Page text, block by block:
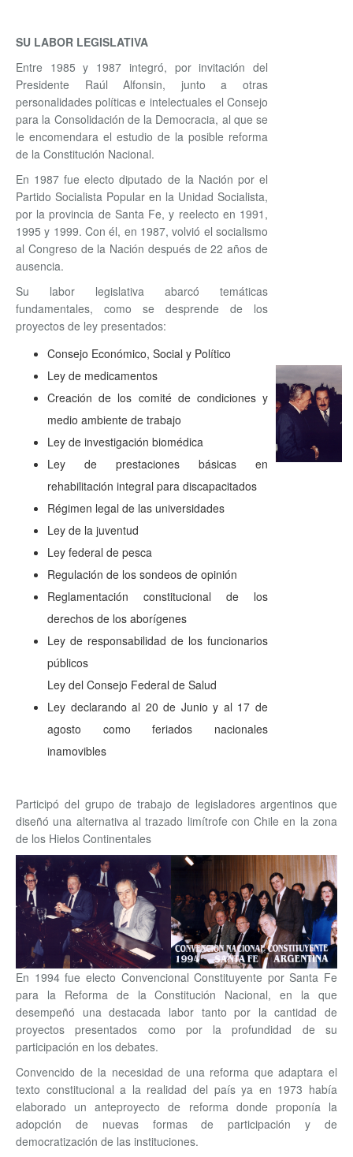
SU LABOR LEGISLATIVA
Entre 1985 y 1987 integró, por invitación del
Presidente Raúl Alfonsin, junto a otras
personalidades políticas e intelectuales el Consejo
para la Consolidación de la Democracia, al que se
le encomendara el estudio de la posible reforma
de la Constitución Nacional.
En 1987 fue electo diputado de la Nación por el
Partido Socialista Popular en la Unidad Socialista,
por la provincia de Santa Fe, y reelecto en 1991,
1995 y 1999. Con él, en 1987, volvió el socialismo
al Congreso de la Nación después de 22 años de
ausencia.
Su labor legislativa abarcó temáticas
fundamentales, como se desprende de los
proyectos de ley presentados:
Consejo Económico, Social y Político
Ley de medicamentos
Creación de los comité de condiciones y
medio ambiente de trabajo
Ley de investigación biomédica
Ley de prestaciones básicas en
rehabilitación integral para discapacitados
Régimen legal de las universidades
Ley de la juventud
Ley federal de pesca
Regulación de los sondeos de opinión
Reglamentación constitucional de los
derechos de los aborígenes
Ley de responsabilidad de los funcionarios
públicos
Ley del Consejo Federal de Salud
Ley declarando al 20 de Junio y al 17 de
agosto como feriados nacionales
inamovibles
Participó del grupo de trabajo de legisladores argentinos que
diseñó una alternativa al trazado limítrofe con Chile en la zona
de los Hielos Continentales
En 1994 fue electo Convencional Constituyente por Santa Fe
para la Reforma de la Constitución Nacional, en la que
desempeñó una destacada labor tanto por la cantidad de
proyectos presentados como por la profundidad de su
participación en los debates.
Convencido de la necesidad de una reforma que adaptara el
texto constitucional a la realidad del país ya en 1973 había
elaborado un anteproyecto de reforma donde proponía la
adopción de nuevas formas de participación y de
democratización de las instituciones.